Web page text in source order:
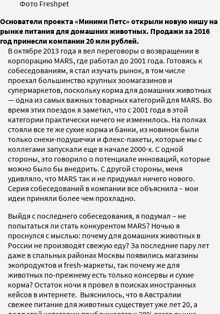
Фото Freshpet
Основатели проекта «Миними Петс» открыли новую нишу на
рынке питания для домашних животных. Продажи за 2016
год принесли компании 20 млн рублей.
В октябре 2013 года я вел переговоры о возвращении в
корпорацию MARS, где работал до 2001 года. Готовясь к
собеседованиям, я стал изучать рынок, в том числе
проехал большинство крупных зоомагазинов и
супермаркетов, поскольку корма для домашних животных
— одна из самых важных товарных категорий для MARS. Во
время этих поездок я заметил, что с 2001 года в этой
категории практически ничего не изменилось. На полках
стояли все те же сухие корма и банки, из новинок были
только снеки-подушечки и флекс-пакеты, которые мы с
коллегами запускали еще в начале 2000-х. С одной
стороны, это говорило о потенциале инноваций, которые
можно было бы внедрить. С другой стороны, меня
удивляло, что MARS так и не придумал ничего нового.
Серия собеседований в компании все объяснила – мои
идеи приняли более чем прохладно.
Выйдя с последнего собеседования, я подумал – не
попытаться ли стать конкурентом MARS? Ночью я
проснулся с мыслью: почему для домашних животных в
России не производят свежую еду? За последние пару лет
даже в спальных районах Москвы появились магазины
экопродуктов и fresh-маркеты, так почему же для
животных по-прежнему есть только консервы и сухие
корма? Остаток ночи я провел в поисках иностранных
кейсов в интернете. Выяснилось, что в Австралии
свежее питание для животных существует уже лет 20, а